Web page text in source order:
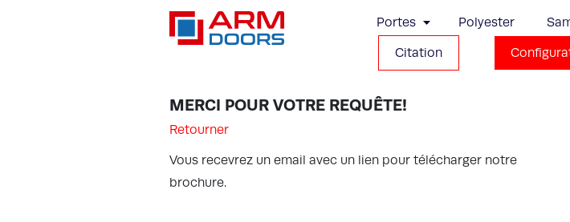
Portes Polyester
Citation
MERCI POUR VOTRE REQUÊTE!
Retourner
Vous recevrez un email avec un lien pour télécharger notre
brochure.